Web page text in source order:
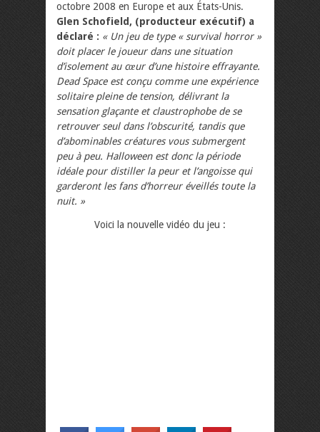
octobre 2008 en Europe et aux États-Unis.
Glen Schofield, (producteur exécutif) a
déclaré : « Un jeu de type « survival horror »
doit placer le joueur dans une situation
d’isolement au cœur d’une histoire effrayante.
Dead Space est conçu comme une expérience
solitaire pleine de tension, délivrant la
sensation glaçante et claustrophobe de se
retrouver seul dans l’obscurité, tandis que
d’abominables créatures vous submergent
peu à peu. Halloween est donc la période
idéale pour distiller la peur et l’angoisse qui
garderont les fans d’horreur éveillés toute la
nuit. »
Voici la nouvelle vidéo du jeu :